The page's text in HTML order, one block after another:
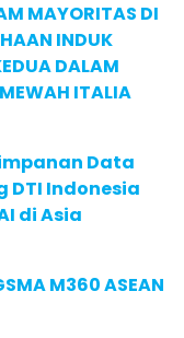
MAYORITAS DI
INDUK
DALAM
ITALIA
Data
DTI Indonesia
di Asia
M360 ASEAN